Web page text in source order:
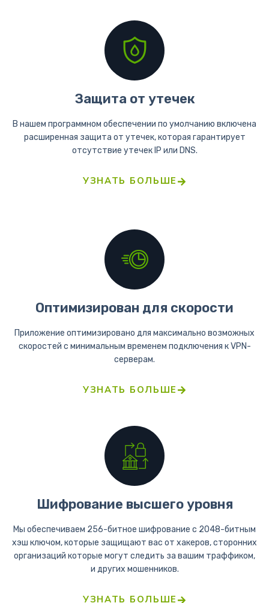
Защита от утечек
В нашем программном обеспечении по умолчанию включена
расширенная защита от утечек, которая гарантирует
отсутствие утечек IP или DNS.
УЗНАТЬ БОЛЬШЕ
Оптимизирован для скорости
Приложение оптимизировано для максимально возможных
скоростей с минимальным временем подключения к VPN-
серверам.
УЗНАТЬ БОЛЬШЕ
Шифрование высшего уровня
Мы обеспечиваем 256-битное шифрование с 2048-битным
хэш ключом, которые защищают вас от хакеров, сторонних
организаций которые могут следить за вашим траффиком,
и других мошенников.
УЗНАТЬ БОЛЬШЕ